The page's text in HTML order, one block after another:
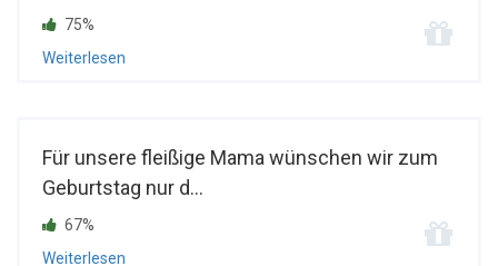
75%
Weiterlesen
Für unsere fleißige Mama wünschen wir zum
Geburtstag nur d...
67%
Weiterlesen